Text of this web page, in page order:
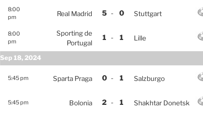
8:00
pm
Real Madrid 5 - 0 Stuttgart
8:00
pm
Sporting de
Portugal
1 - 1 Lille
Sep 18, 2024
5:45 pm Sparta Praga 0 - 1 Salzburgo
5:45 pm Bolonia 2 - 1 Shakhtar Donetsk